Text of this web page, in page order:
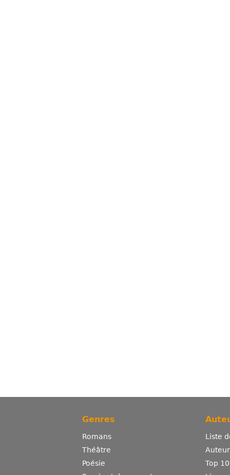
Genres
Romans
Théâtre
Poésie
Liste
Top